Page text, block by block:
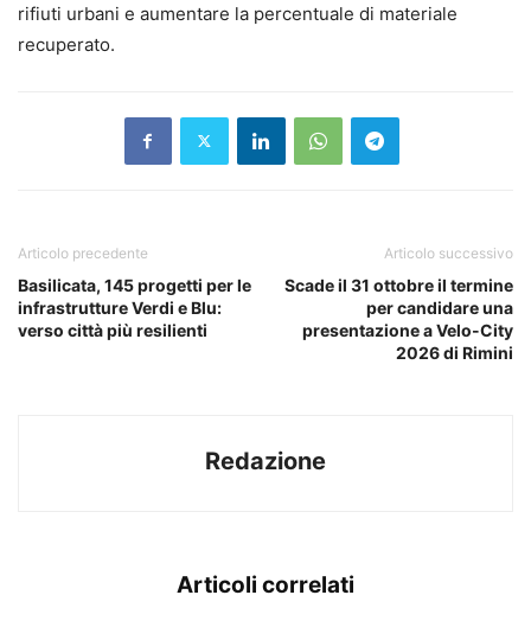
rifiuti urbani e aumentare la percentuale di materiale
recuperato.
Articolo precedente
Basilicata, 145 progetti per le
infrastrutture Verdi e Blu:
verso città più resilienti
Articolo successivo
Scade il 31 ottobre il termine
per candidare una
presentazione a Velo-City
2026 di Rimini
Redazione
Articoli correlati